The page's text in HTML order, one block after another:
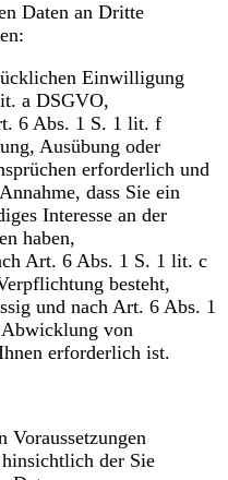
Daten an Dritte
Einwilligung
a DSGVO,
6 Abs. 1 S. 1 lit. f
Ausübung oder
erforderlich und
dass Sie ein
Interesse an der
haben,
Art. 6 Abs. 1 S. 1 lit. c
besteht,
und nach Art. 6 Abs. 1
von
erforderlich ist.
Voraussetzungen
der Sie